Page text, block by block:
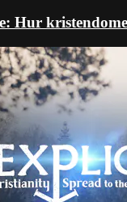
Hur